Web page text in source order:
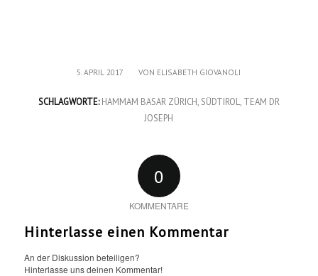
5. APRIL 2017
/ VON ELISABETH GIOVANOLI
SCHLAGWORTE: HAMMAM BASAR ZÜRICH SÜDTIROL
TEAM DR
JOSEPH
0
KOMMENTARE
Hinterlasse einen Kommentar
An der Diskussion beteiligen?
Hinterlasse uns deinen Kommentar!